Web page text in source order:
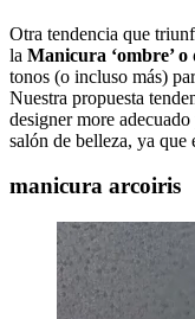
Otra tendencia que
la Manicura ‘ombre’ o
tonos (o incluso más)
Nuestra propuesta
designer more
salón de belleza, ya que
manicura arcoiris